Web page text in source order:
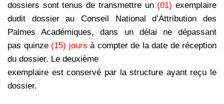
dossiers sont tenusde transmettre un (01)exemplaire
dudit dossier au Conseil Nationald’Attribution des
Palmes Académiques, dans un délai ne dépassant
pas quinze (15) jours à compter de la date de réception
du dossier. Le deuxième
exemplaire est conservé par la structure ayant reçu le
dossier.